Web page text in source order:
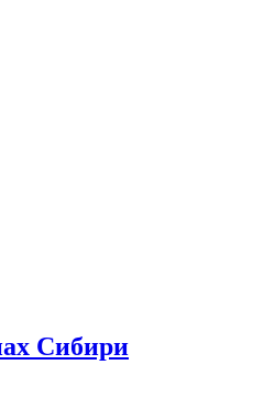
Сибири